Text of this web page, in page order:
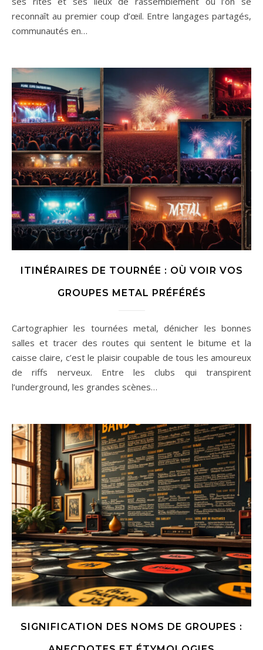
reconnaît au premier coup d’œil. Entre langages partagés,
communautés en…
ITINÉRAIRES DE TOURNÉE : OÙ VOIR VOS
GROUPES METAL PRÉFÉRÉS
Cartographier les tournées metal, dénicher les bonnes
salles et tracer des routes qui sentent le bitume et la
caisse claire, c’est le plaisir coupable de tous les amoureux
de riffs nerveux. Entre les clubs qui transpirent
l’underground, les grandes scènes…
SIGNIFICATION DES NOMS DE GROUPES :